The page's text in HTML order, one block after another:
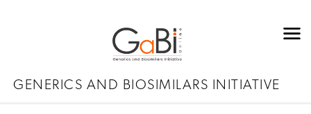
GENERICS AND BIOSIMILARS INITIATIVE